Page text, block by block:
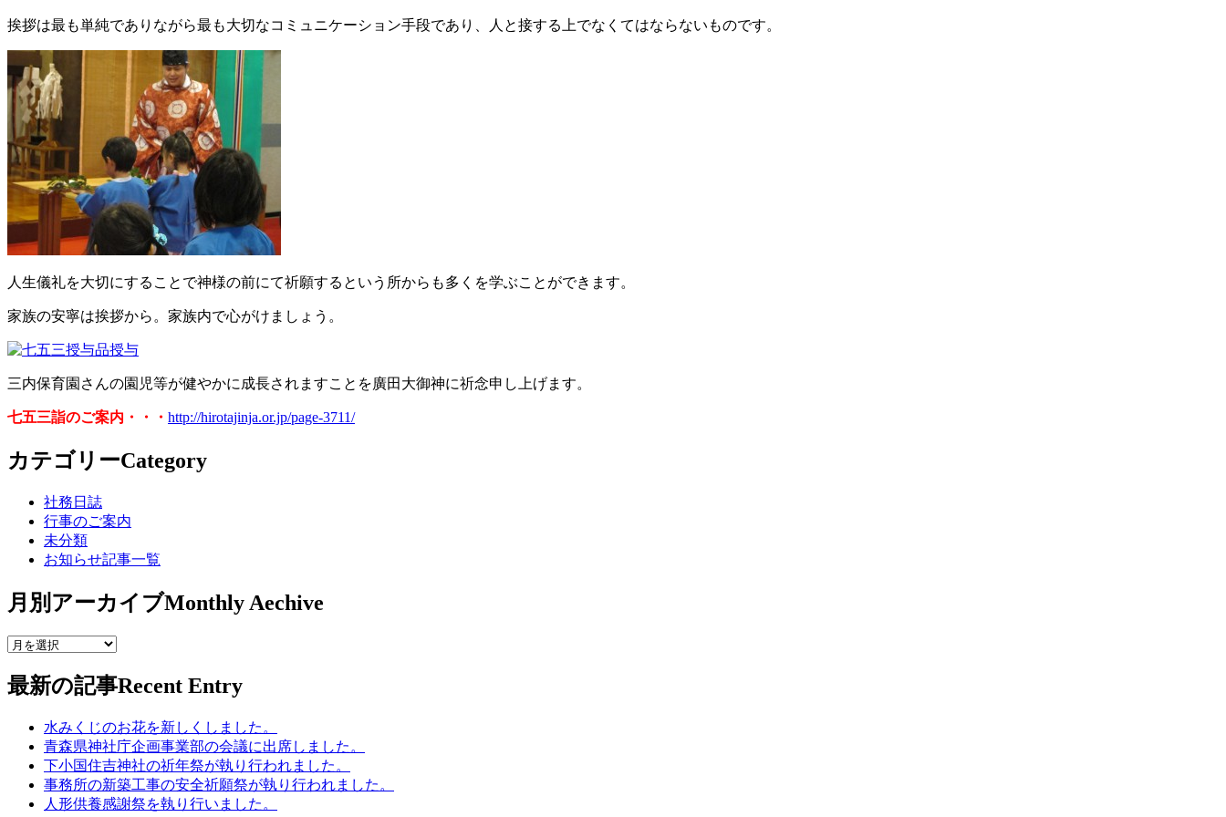
挨拶は最も単純でありながら最も大切なコミュニケーション手段であり、人と接する上でなくてはならないものです。
人生儀礼を大切にすることで神様の前にて祈願するという所からも多くを学ぶことができます。
家族の安寧は挨拶から。家族内で心がけましょう。
三内保育園さんの園児等が健やかに成長されますことを廣田大御神に祈念申し上げます。
七五三詣のご案内・・・ http://hirotajinja.or.jp/page-3711/
カテゴリーCategory
社務日誌
行事のご案内
未分類
お知らせ記事一覧
月別アーカイブMonthly Aechive
最新の記事Recent Entry
水みくじのお花を新しくしました。
青森県神社庁企画事業部の会議に出席しました。
下小国住吉神社の祈年祭が執り行われました。
事務所の新築工事の安全祈願祭が執り行われました。
人形供養感謝祭を執り行いました。